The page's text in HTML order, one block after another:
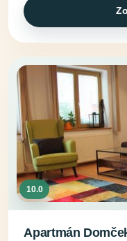
10.0
Apartmán